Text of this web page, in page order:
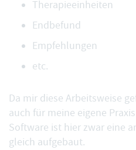
Therapieeinheiten
Endbefund
Empfehlungen
etc.
Da mir diese Arbeitsweise
auch für meine eigene
Software ist hier zwar eine
gleich aufgebaut.